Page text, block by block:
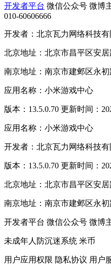
开发者平台 微信公众号 微博
010-60606666
开发者：北京瓦力网络科技有
北京地址：北京市昌平区安
南京地址：南京市建邺区永
应用名称：小米游戏中心
版本：13.5.0.70 更新时间：
应用名称：小米游戏中心
开发者：北京瓦力网络科技有
版本：13.5.0.70 更新时间：
北京地址：北京市昌平区安
南京地址：南京市建邺区永
开发者平台 微信公众号 微博
未成年人防沉迷系统 米币
用户应用权限 隐私协议 用户